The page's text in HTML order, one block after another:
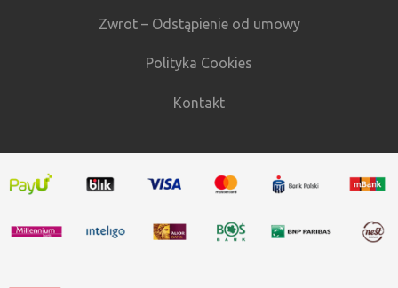
Zwrot – Odstąpienie od umowy
Polityka Cookies
Kontakt